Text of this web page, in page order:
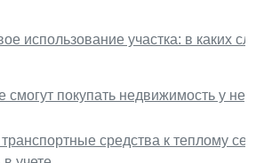
использование участка: в каких
смогут покупать недвижимость у
средства к теплому